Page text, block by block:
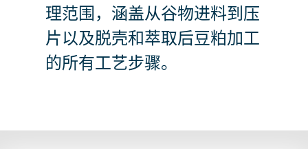
理范围，涵盖从谷物进料到压
片以及脱壳和萃取后豆粕加工
的所有工艺步骤。